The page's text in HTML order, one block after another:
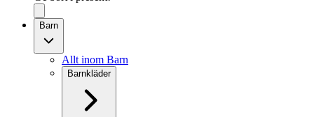
Barn
Allt inom Barn
Barnkläder